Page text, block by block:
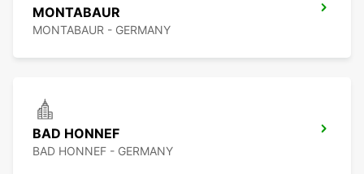
MONTABAUR
MONTABAUR - GERMANY
BAD HONNEF
BAD HONNEF - GERMANY